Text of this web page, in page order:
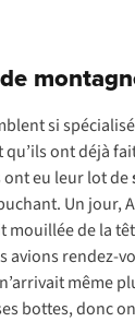
si
qu’ils ont déjà
ont eu leur lot de
Un jour,
mouillée de la
avions rendez-
même
bottes, donc